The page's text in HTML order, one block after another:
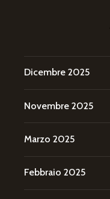
Dicembre 2025
Novembre 2025
Marzo 2025
Febbraio 2025